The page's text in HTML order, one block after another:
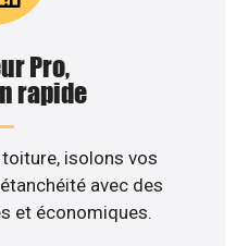
Pro,
rapide
isolons vos
avec des
et économiques.